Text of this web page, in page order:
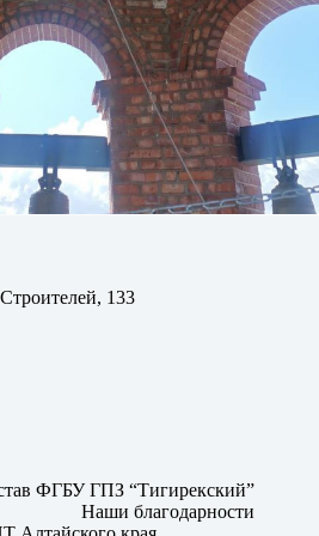
133
ФГБУ ГПЗ “Тигирекский”
Наши благодарности